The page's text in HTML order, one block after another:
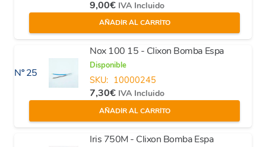
9,00€ IVA Incluido
AÑADIR AL CARRITO
Nº 25
Nox 100 15 - Clixon Bomba Espa
Disponible
SKU: 10000245
7,30€ IVA Incluido
AÑADIR AL CARRITO
Iris 750M - Clixon Bomba Espa